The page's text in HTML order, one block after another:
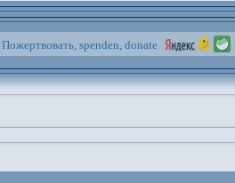
Пожертвовать, spenden, donate